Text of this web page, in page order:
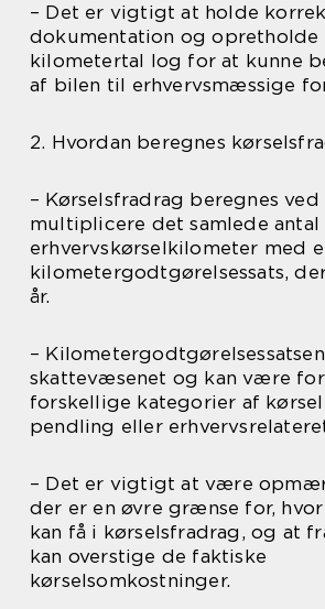
– Det er vigtigt at holde
dokumentation og opretholde
kilometertal log for at kunne
af bilen til erhvervsmæssige
2. Hvordan beregnes
– Kørselsfradrag beregnes ved
multiplicere det samlede antal
erhvervskørselkilometer med
kilometergodtgørelsessats,
år.
–
skattevæsenet og kan være
forskellige kategorier af kørsel
pendling eller
– Det er vigtigt at være
der er en øvre grænse for,
kan få i kørselsfradrag, og at
kan overstige de faktiske
kørselsomkostninger.